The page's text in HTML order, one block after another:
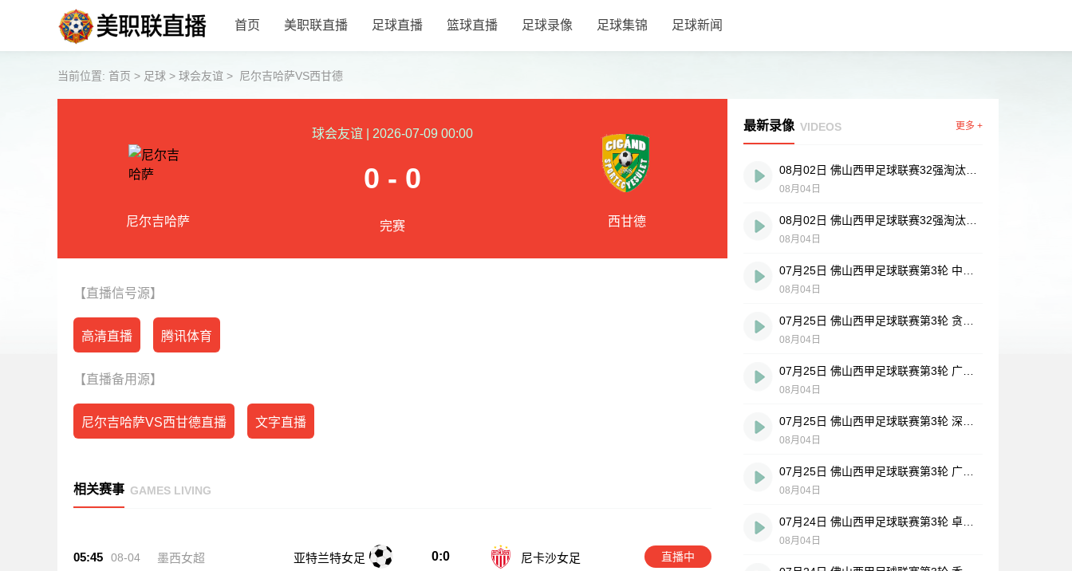
首页 美职联直播 足球直播 篮球直播 足球录像 足球集锦 足球新闻
当前位置: 首页 > 足球 > 球会友谊 > 尼尔吉哈萨VS西甘德
尼尔吉哈萨
球会友谊 2026-07-09 00:00
0 - 0
完赛 西甘德
【直播信号源】
高清直播 腾讯体育
【直播备用源】
尼尔吉哈萨VS西甘德直播 文字直播
相关赛事 GAMES LIVING
05:45 08-04 墨西女超 亚特兰特女足 0:0 尼卡沙女足 直播中
最新录像 VIDEOS 更多 +
08月04日
08月04日
08月04日
08月04日
08月04日
08月04日
08月04日
08月04日